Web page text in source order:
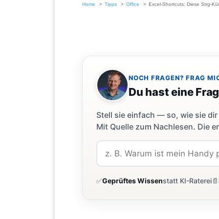
Home Tipps Office Excel-Shortcuts: Diese Strg-
NOCH FRAGEN? FRAG
Du hast eine
Stell sie einfach — so, wie sie
Mit Quelle zum Nachlesen. Die
✅Geprüftes Wissenstatt KI-Raterei📄